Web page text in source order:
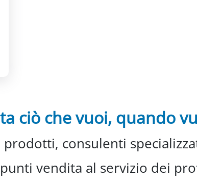
ciò che vuoi, quando
prodotti, consulenti
vendita al servizio dei